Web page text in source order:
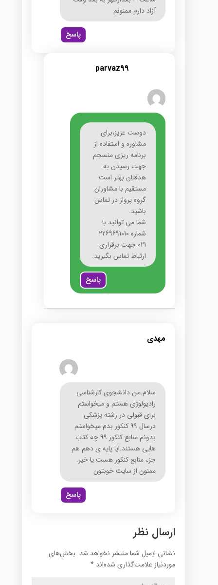
آزاد دارم ممنونم
پاسخ
parvaz99
دوست عزیز،برای
مشاوره و استفاده از
برنامه ریزی منسجم
جهت رسیدن به
هدفتان بهتر است
مستقیم با مشاوران
گروه پرواز در تماس
باشید.
شما می توانید با
شماره 2269691010
021 جهت برقراری
ارتباط تماس بگیرید.
پاسخ
مهدی
سلام.من دانشجوی کارشناسی
رادیولوژی هستم و میخواستم
برای قبولی در رشته پزشکی
درسال ۹۹ کنکور بدم میخواستم
بدونم منابع کنکور ۹۹ چه کتاب
هایی هستند.ایا پایه ی دهم هم
جزء منابع کنکور هست یا خیر.
ممنون از سایت خوبتون
پاسخ
ارسال نظر
نشانی ایمیل شما منتشر نخواهد شد. بخش‌های
موردنیاز علامت‌گذاری شده‌اند *